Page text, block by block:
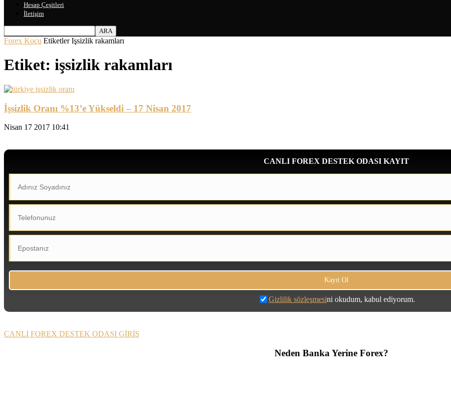
Hesap Çeşitleri
İletişim
Forex Koçu Etiketler Işsizlik rakamları
Etiket: işsizlik rakamları
İşsizlik Oranı %13’e Yükseldi – 17 Nisan 2017
Nisan 17 2017 10:41
CANLI FOREX DESTEK ODASI KAYIT
Gizlilik sözleşmesini okudum, kabul ediyorum.
CANLI FOREX DESTEK ODASI GİRİŞ
Neden Banka Yerine Forex?